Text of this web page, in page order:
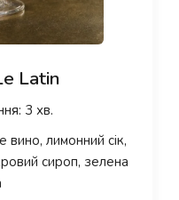
Latin
3 хв.
вино, лимонний сік,
сироп, зелена